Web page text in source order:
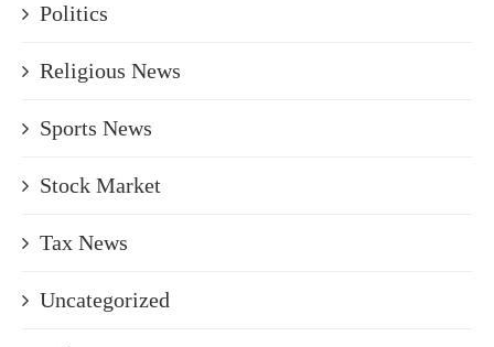
Politics
Religious News
Sports News
Stock Market
Tax News
Uncategorized